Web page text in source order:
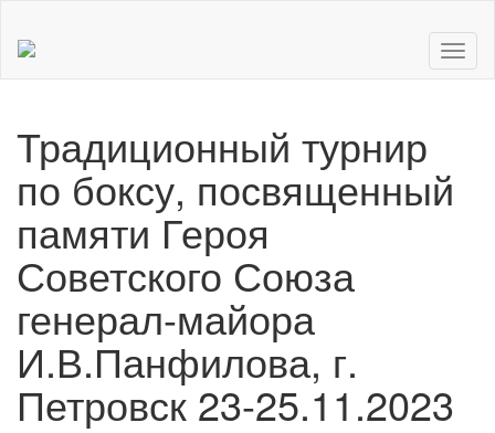
Традиционный турнир
по боксу, посвященный
памяти Героя
Советского Союза
генерал-майора
И.В.Панфилова, г.
Петровск 23-25.11.2023